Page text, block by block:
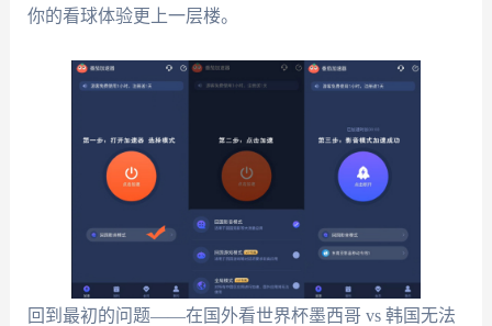
你的看球体验更上一层楼。
回到最初的问题——在国外看世界杯墨西哥 vs 韩国无法